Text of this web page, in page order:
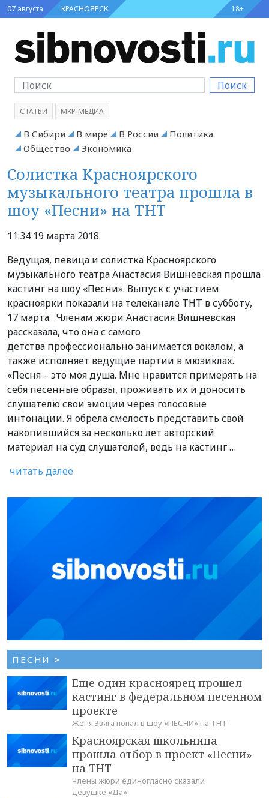
07 августа КРАСНОЯРСК 18+
Поиск
СТАТЬИ МКР-МЕДИА
В Сибири В мире В России
Политика
Общество
Экономика
Солистка Красноярского
музыкального театра прошла в
шоу «Песни» на ТНТ
11:34 19 марта 2018
Ведущая, певица и солистка Красноярского
музыкального театра Анастасия Вишневская прошла
кастинг на шоу «Песни». Выпуск с участием
красноярки показали на телеканале ТНТ в субботу,
17 марта. Членам жюри Анастасия Вишневская
рассказала, что она с самого
детства профессионально занимается вокалом, а
также исполняет ведущие партии в мюзиклах.
«Песня – это моя душа. Мне нравится примерять на
себя песенные образы, проживать их и доносить
слушателю свои эмоции через голосовые
интонации. Я обрела смелость представить свой
накопившийся за несколько лет авторский
материал на суд слушателей, ведь на кастинг …
читать далее
ПЕСНИ >
Еще один красноярец прошел
кастинг в федеральном песенном
проекте
Женя Звяга попал в шоу «ПЕСНИ» на ТНТ
Красноярская школьница
прошла отбор в проект «Песни»
на ТНТ
Члены жюри единогласно сказали
девушке «Да»